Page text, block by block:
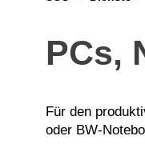
PCs,
Für den
oder BW-